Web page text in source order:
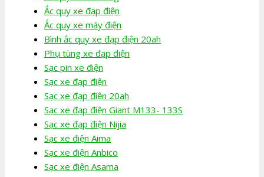
Ắc quy xe đạp điện
Ắc quy xe máy điện
Bình ắc quy xe đạp điện 20ah
Phụ tùng xe đạp điện
Sạc pin xe điện
Sạc xe đạp điện
Sạc xe đạp điện 20ah
Sạc xe đạp điện Giant M133- 133S
Sạc xe đạp điện Nijia
Sạc xe điện Aima
Sạc xe điện Anbico
Sạc xe điện Asama